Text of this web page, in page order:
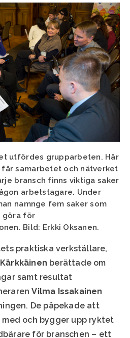
utfördes grupparbeten. Här
får samarbetet och nätverket
bransch finns viktiga saker
arbetstagare. Under
namnge fem saker som
göra för
Bild: Erkki Oksanen.
praktiska verkställare,
berättade om
samt resultat
Vilma Issakainen
De påpekade att
och bygger upp ryktet
för branschen – ett